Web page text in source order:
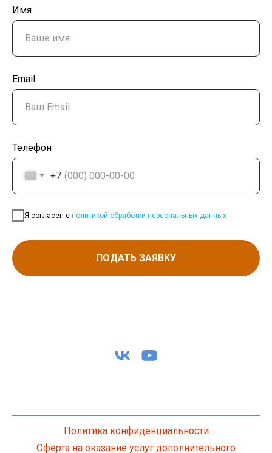
Имя
Email
Телефон
+7
Я согласен с политикой обработки персональных данных
ПОДАТЬ ЗАЯВКУ
Политика конфиденциальности
Оферта на оказание услуг дополнительного